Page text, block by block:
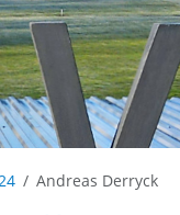
Andreas Derryck